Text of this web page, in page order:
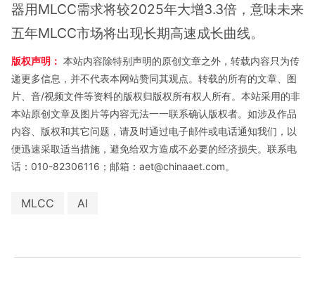
器用MLCC需求将较2025年大增3.3倍，意味未来
五年MLCC市场将出现长期高速成长曲线。
版权声明： 本站内容除特别声明的原创文章之外，转载内容只为传
递更多信息，并不代表本网站赞同其观点。转载的所有的文章、图
片、音/视频文件等资料的版权归版权所有权人所有。本站采用的非
本站原创文章及图片等内容无法一一联系确认版权者。如涉及作品
内容、版权和其它问题，请及时通过电子邮件或电话通知我们，以
便迅速采取适当措施，避免给双方造成不必要的经济损失。联系电
话：010-82306116；邮箱：aet@chinaaet.com。
MLCC AI